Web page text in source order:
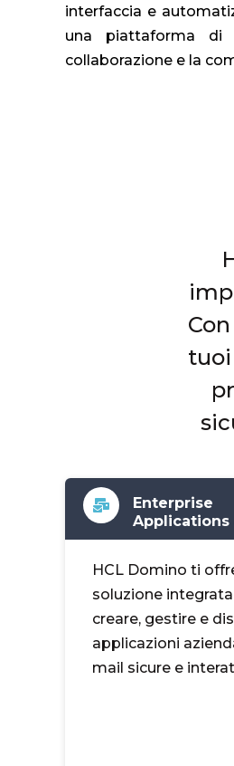
interfaccia e
una piattaforma di
collaborazione e la
tuoi
Enterprise
Applications
HCL Domino ti
soluzione
creare, gestire e
applicazioni
mail sicure e